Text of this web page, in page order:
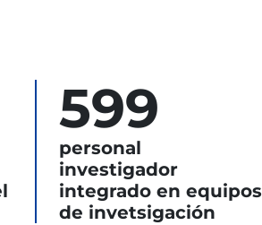
599
personal
investigador
integrado en equipos
de invetsigación